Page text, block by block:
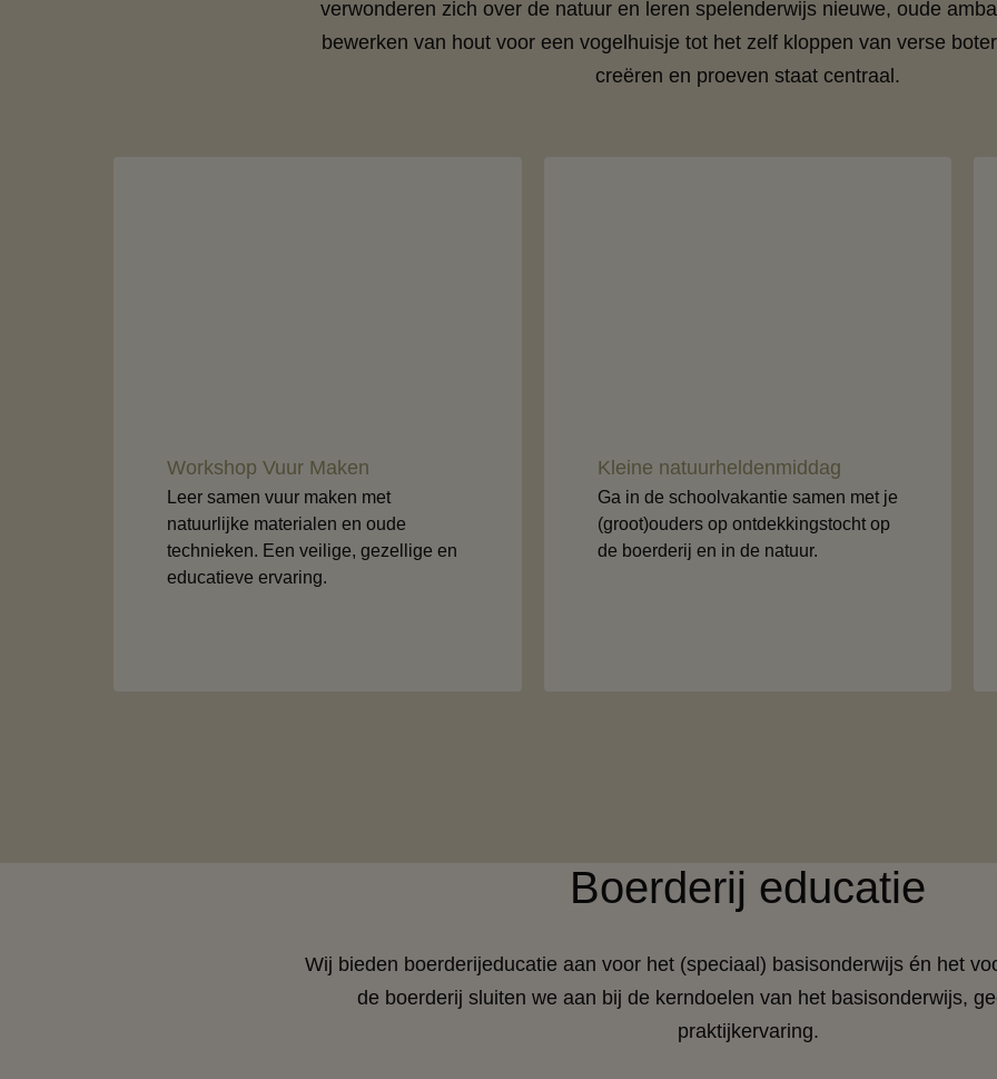
verwonderen zich over de natuur en leren spelenderwijs nieuwe, oude
bewerken van hout voor een vogelhuisje tot het zelf kloppen van verse
creëren en proeven staat centraal.
Workshop Vuur Maken
Leer samen vuur maken met
natuurlijke materialen en oude
technieken. Een veilige, gezellige en
educatieve ervaring.
Kleine natuurheldenmiddag
Ga in de schoolvakantie samen met je
(groot)ouders op ontdekkingstocht op
de boerderij en in de natuur.
Boerderij educatie
Wij bieden boerderijeducatie aan voor het (speciaal) basisonderwijs én het
de boerderij sluiten we aan bij de kerndoelen van het basisonderwijs,
praktijkervaring.